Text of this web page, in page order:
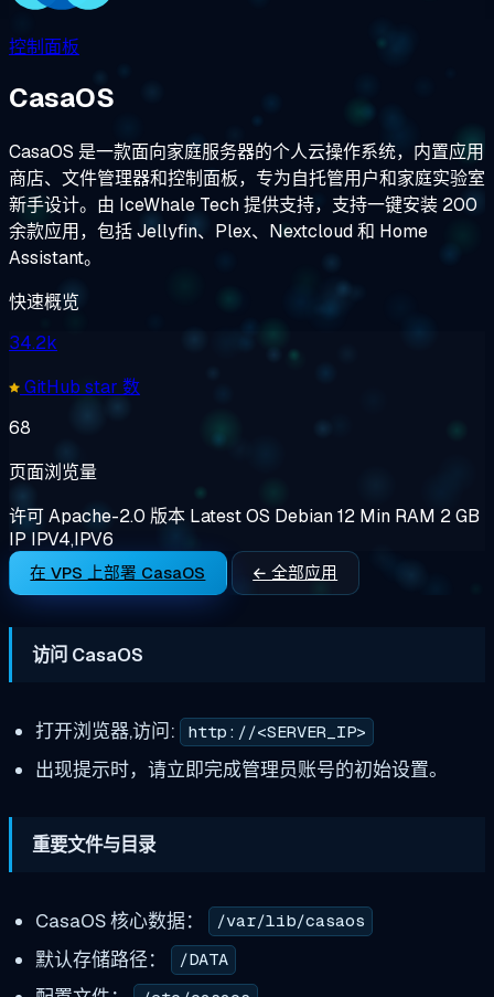
控制面板
CasaOS
CasaOS 是一款面向家庭服务器的个人云操作系统，内置应用
商店、文件管理器和控制面板，专为自托管用户和家庭实验室
新手设计。由 IceWhale Tech 提供支持，支持一键安装 200
余款应用，包括 Jellyfin、Plex、Nextcloud 和 Home
Assistant。
快速概览
34.2k
GitHub star 数
68
页面浏览量
许可Apache-2.0 版本 LatestOS Debian 12 Min RAM 2 GB
IP IPV4,IPV6
在 VPS 上部署 CasaOS ← 全部应用
访问 CasaOS
打开浏览器,访问: http://<SERVER_IP>
出现提示时，请立即完成管理员账号的初始设置。
重要文件与目录
CasaOS 核心数据： /var/lib/casaos
默认存储路径： /DATA